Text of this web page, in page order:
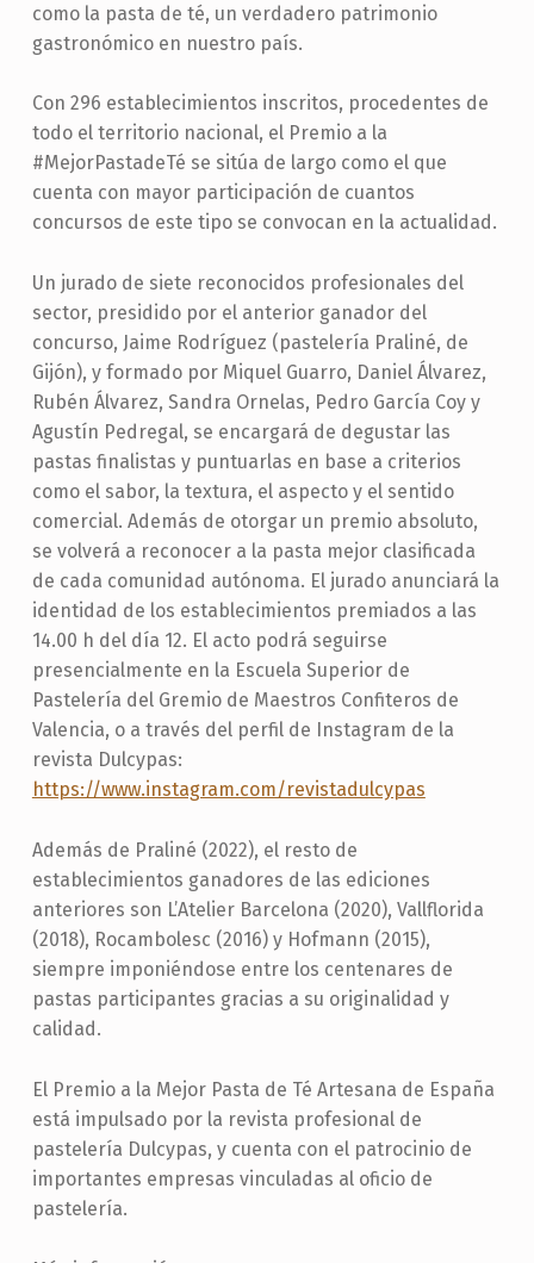
como la pasta de té, un verdadero patrimonio
gastronómico en nuestro país.
Con 296 establecimientos inscritos, procedentes de
todo el territorio nacional, el Premio a la
#MejorPastadeTé se sitúa de largo como el que
cuenta con mayor participación de cuantos
concursos de este tipo se convocan en la actualidad.
Un jurado de siete reconocidos profesionales del
sector, presidido por el anterior ganador del
concurso, Jaime Rodríguez (pastelería Praliné, de
Gijón), y formado por Miquel Guarro, Daniel Álvarez,
Rubén Álvarez, Sandra Ornelas, Pedro García Coy y
Agustín Pedregal, se encargará de degustar las
pastas finalistas y puntuarlas en base a criterios
como el sabor, la textura, el aspecto y el sentido
comercial. Además de otorgar un premio absoluto,
se volverá a reconocer a la pasta mejor clasificada
de cada comunidad autónoma. El jurado anunciará la
identidad de los establecimientos premiados a las
14.00 h del día 12. El acto podrá seguirse
presencialmente en la Escuela Superior de
Pastelería del Gremio de Maestros Confiteros de
Valencia, o a través del perfil de Instagram de la
revista Dulcypas:
https://www.instagram.com/revistadulcypas
Además de Praliné (2022), el resto de
establecimientos ganadores de las ediciones
anteriores son L’Atelier Barcelona (2020), Vallflorida
(2018), Rocambolesc (2016) y Hofmann (2015),
siempre imponiéndose entre los centenares de
pastas participantes gracias a su originalidad y
calidad.
El Premio a la Mejor Pasta de Té Artesana de España
está impulsado por la revista profesional de
pastelería Dulcypas, y cuenta con el patrocinio de
importantes empresas vinculadas al oficio de
pastelería.